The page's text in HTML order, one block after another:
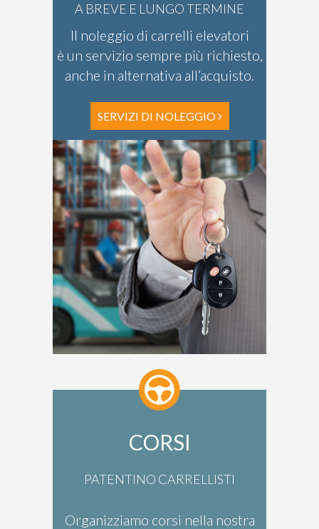
A BREVE E LUNGO TERMINE
Il noleggio di carrelli elevatori
è un servizio sempre più richiesto,
anche in alternativa all’acquisto.
SERVIZI DI NOLEGGIO
CORSI
PATENTINO CARRELLISTI
Organizziamo corsi nella nostra